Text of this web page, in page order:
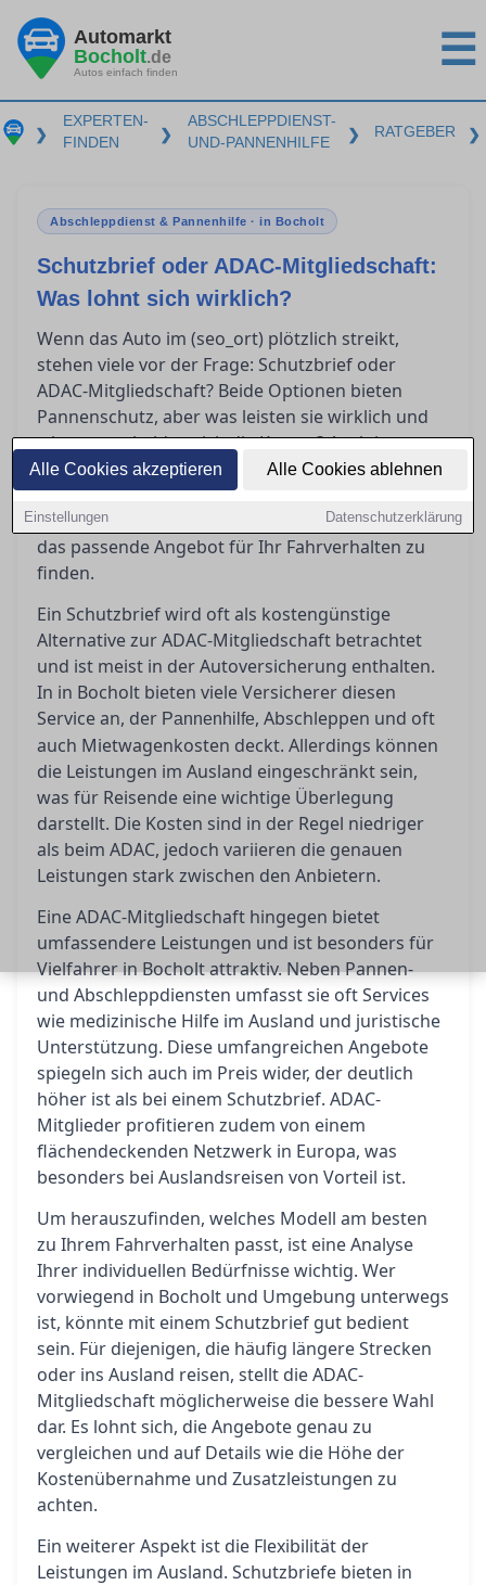
Alle Cookies akzeptieren Alle Cookies ablehnen
Einstellungen Datenschutzerklärung
Automarkt
Bocholt.de
Autos einfach finden ☰
❯
EXPERTEN-
FINDEN
❯
ABSCHLEPPDIENST-
UND-PANNENHILFE
❯ RATGEBER ❯
Abschleppdienst & Pannenhilfe · in Bocholt
Schutzbrief oder ADAC-Mitgliedschaft:
Was lohnt sich wirklich?
Wenn das Auto im (seo_ort) plötzlich streikt,
stehen viele vor der Frage: Schutzbrief oder
ADAC-Mitgliedschaft? Beide Optionen bieten
Pannenschutz, aber was leisten sie wirklich und
wie unterscheiden sich die Kosten? Auch im
Ausland gelten spezielle Regelungen. Dieser
Artikel beleuchtet die Vor- und Nachteile der
unterschiedlichen Modelle und hilft Ihnen dabei,
das passende Angebot für Ihr Fahrverhalten zu
finden.
Ein Schutzbrief wird oft als kostengünstige
Alternative zur ADAC-Mitgliedschaft betrachtet
und ist meist in der Autoversicherung enthalten.
In in Bocholt bieten viele Versicherer diesen
Service an, der Pannenhilfe, Abschleppen und oft
auch Mietwagenkosten deckt. Allerdings können
die Leistungen im Ausland eingeschränkt sein,
was für Reisende eine wichtige Überlegung
darstellt. Die Kosten sind in der Regel niedriger
als beim ADAC, jedoch variieren die genauen
Leistungen stark zwischen den Anbietern.
Eine ADAC-Mitgliedschaft hingegen bietet
umfassendere Leistungen und ist besonders für
Vielfahrer in Bocholt attraktiv. Neben Pannen-
und Abschleppdiensten umfasst sie oft Services
wie medizinische Hilfe im Ausland und juristische
Unterstützung. Diese umfangreichen Angebote
spiegeln sich auch im Preis wider, der deutlich
höher ist als bei einem Schutzbrief. ADAC-
Mitglieder profitieren zudem von einem
flächendeckenden Netzwerk in Europa, was
besonders bei Auslandsreisen von Vorteil ist.
Um herauszufinden, welches Modell am besten
zu Ihrem Fahrverhalten passt, ist eine Analyse
Ihrer individuellen Bedürfnisse wichtig. Wer
vorwiegend in Bocholt und Umgebung unterwegs
ist, könnte mit einem Schutzbrief gut bedient
sein. Für diejenigen, die häufig längere Strecken
oder ins Ausland reisen, stellt die ADAC-
Mitgliedschaft möglicherweise die bessere Wahl
dar. Es lohnt sich, die Angebote genau zu
vergleichen und auf Details wie die Höhe der
Kostenübernahme und Zusatzleistungen zu
achten.
Ein weiterer Aspekt ist die Flexibilität der
Leistungen im Ausland. Schutzbriefe bieten in